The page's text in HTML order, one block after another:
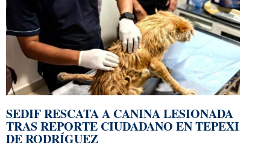
SEDIF RESCATA A CANINA LESIONADA
TRAS REPORTE CIUDADANO EN TEPEXI
DE RODRÍGUEZ